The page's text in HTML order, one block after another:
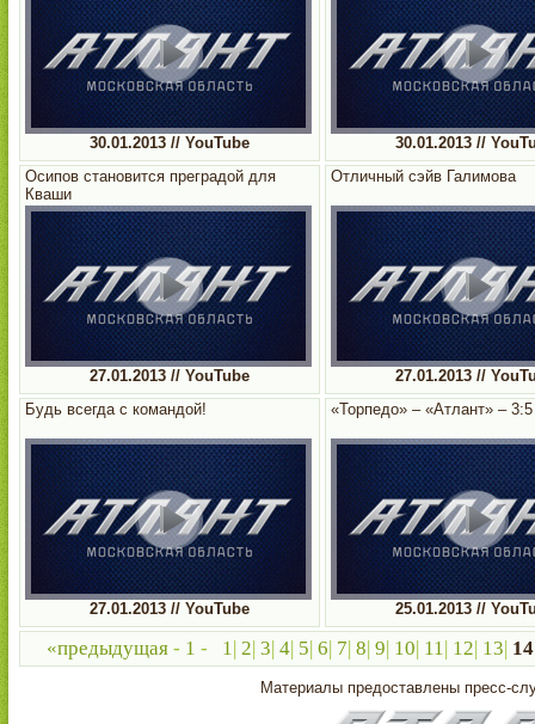
30.01.2013 // YouTube
30.01.2013 //
Осипов становится преградой для
Кваши
27.01.2013 // YouTube
Отличный сэйв Галимова
27.01.2013 //
Будь всегда с командой!
27.01.2013 // YouTube
«Торпедо» – «Атлант» – 3:5
25.01.2013 //
«предыдущая- 1 - 1| 2| 3| 4| 5| 6| 7| 8| 9| 10| 11| 12| 13| 14
Материалы предоставлены пресс-